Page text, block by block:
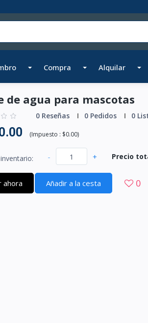
Compra Alquilar
de agua para mascotas
0 Reseñas 0 Pedidos 0
(Impuesto : $0.00)
- + Precio
ahora Añadir a la cesta 0